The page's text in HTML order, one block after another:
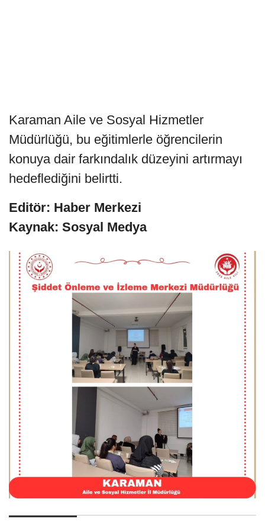
Karaman Aile ve Sosyal Hizmetler
Müdürlüğü, bu eğitimlerle öğrencilerin
konuya dair farkındalık düzeyini artırmayı
hedeflediğini belirtti.
Editör: Haber Merkezi
Kaynak: Sosyal Medya